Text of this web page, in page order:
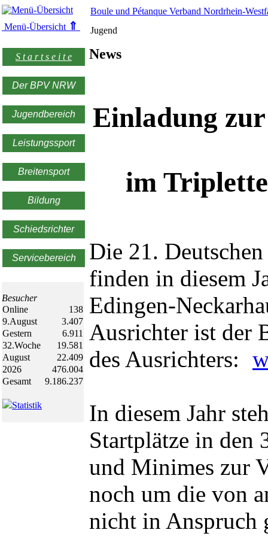
Menü-Übersicht ⇑
S t a r t s e i t e
Der BPV NRW
Jugendbereich
Leistungssport
Breitensport
Bildung
Schiedsrichter
Servicebereich
Besucher
Online
138
9.August
3.407
Gestern
6.911
32.Woche
19.581
August
22.409
2026
476.004
Gesamt
9.186.237
Statistik
Boule und Pétanque Verband Nordrhein-
Jugend
News
Einladung
im
Die 21.
finden in diesem
Edingen-
Ausrichter ist der
des Ausrichters:
In diesem Jahr
Startplätze in den
und Minimes zur
noch um die von
nicht in Anspruch